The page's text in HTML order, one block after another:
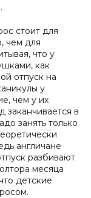
стоит для
чем для
что у
как
отпуск на
у
чем у их
заканчивается в
занять только
англичане
разбивают
месяца
детские